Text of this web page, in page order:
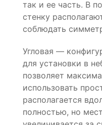
так и ее часть. В
стенку
соблюдать
Угловая —
для установки в
позволяет
использовать
располагается
полностью, но